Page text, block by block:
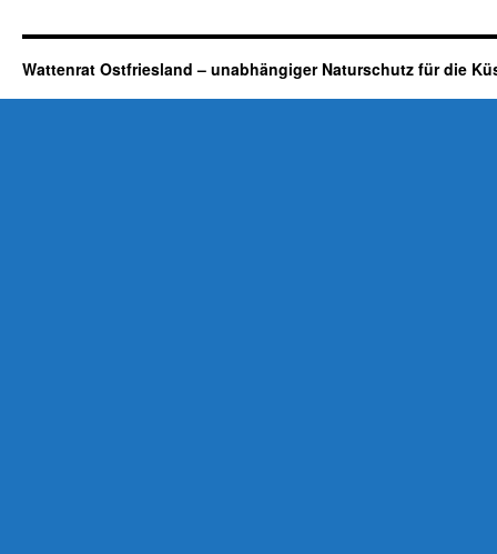
Wattenrat Ostfriesland – unabhängiger Naturschutz für die